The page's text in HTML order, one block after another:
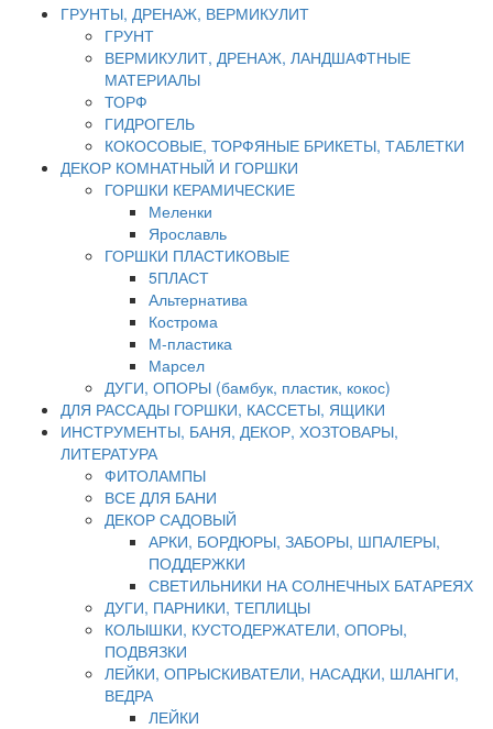
ГРУНТЫ, ДРЕНАЖ, ВЕРМИКУЛИТ
ГРУНТ
ВЕРМИКУЛИТ, ДРЕНАЖ, ЛАНДШАФТНЫЕ
МАТЕРИАЛЫ
ТОРФ
ГИДРОГЕЛЬ
КОКОСОВЫЕ, ТОРФЯНЫЕ БРИКЕТЫ, ТАБЛЕТКИ
ДЕКОР КОМНАТНЫЙ И ГОРШКИ
ГОРШКИ КЕРАМИЧЕСКИЕ
Меленки
Ярославль
ГОРШКИ ПЛАСТИКОВЫЕ
5ПЛАСТ
Альтернатива
Кострома
М-пластика
Марсел
ДУГИ, ОПОРЫ (бамбук, пластик, кокос)
ДЛЯ РАССАДЫ ГОРШКИ, КАССЕТЫ, ЯЩИКИ
ИНСТРУМЕНТЫ, БАНЯ, ДЕКОР, ХОЗТОВАРЫ,
ЛИТЕРАТУРА
ФИТОЛАМПЫ
ВСЕ ДЛЯ БАНИ
ДЕКОР САДОВЫЙ
АРКИ, БОРДЮРЫ, ЗАБОРЫ, ШПАЛЕРЫ,
ПОДДЕРЖКИ
СВЕТИЛЬНИКИ НА СОЛНЕЧНЫХ БАТАРЕЯХ
ДУГИ, ПАРНИКИ, ТЕПЛИЦЫ
КОЛЫШКИ, КУСТОДЕРЖАТЕЛИ, ОПОРЫ,
ПОДВЯЗКИ
ЛЕЙКИ, ОПРЫСКИВАТЕЛИ, НАСАДКИ, ШЛАНГИ,
ВЕДРА
ЛЕЙКИ